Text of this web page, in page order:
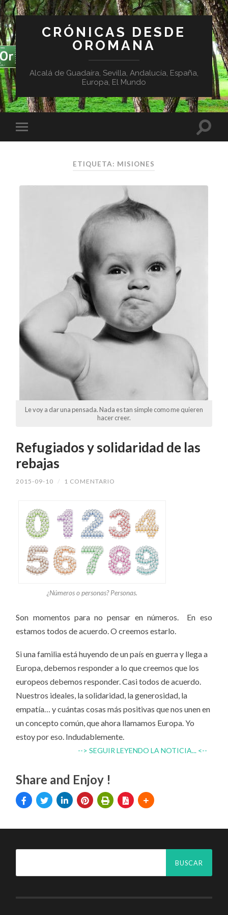
CRÓNICAS DESDE
OROMANA
Alcalá de Guadaíra, Sevilla, Andalucía, España,
Europa, El Mundo
ETIQUETA: MISIONES
Le voy a dar una pensada. Nada es tan simple como me quieren
hacer creer.
Refugiados y solidaridad de las
rebajas
2015-09-10 / 1 COMENTARIO
¿Números o personas? Personas.
Son momentos para no pensar en números. En eso
estamos todos de acuerdo. O creemos estarlo.
Si una familia está huyendo de un país en guerra y llega a
Europa, debemos responder a lo que creemos que los
europeos debemos responder. Casi todos de acuerdo.
Nuestros ideales, la solidaridad, la generosidad, la
empatía… y cuántas cosas más positivas que nos unen en
un concepto común, que ahora llamamos Europa. Yo
estoy por eso. Indudablemente.
--> SEGUIR LEYENDO LA NOTICIA... <--
Share and Enjoy !